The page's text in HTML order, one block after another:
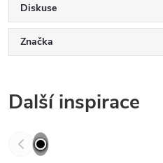
Diskuse
Značka
Další inspirace